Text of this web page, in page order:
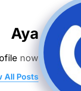
Aya
now.
All Posts